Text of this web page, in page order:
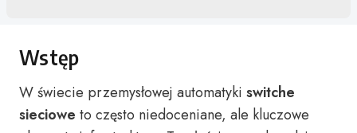
Wstęp
W świecie przemysłowej automatyki switche
sieciowe to często niedoceniane, ale kluczowe